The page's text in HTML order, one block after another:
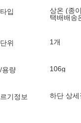
입
상온 (종
택배배송
위 1개
용량 106g
기정보 하단 상